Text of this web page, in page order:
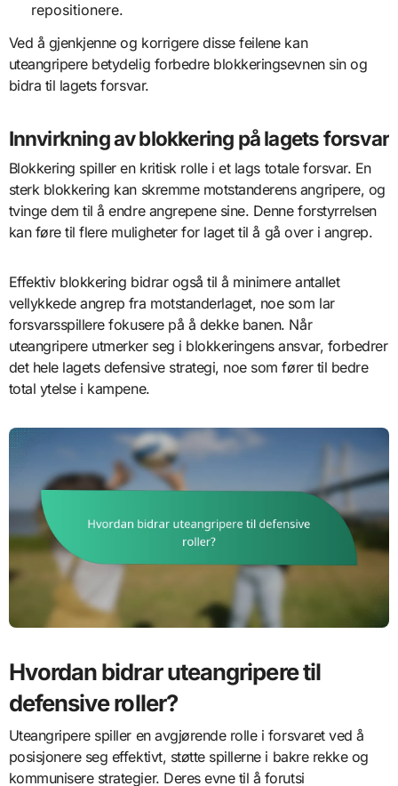
repositionere.
Ved å gjenkjenne og korrigere disse feilene kan
uteangripere betydelig forbedre blokkeringsevnen sin og
bidra til lagets forsvar.
Innvirkning av blokkering på lagets forsvar
Blokkering spiller en kritisk rolle i et lags totale forsvar. En
sterk blokkering kan skremme motstanderens angripere, og
tvinge dem til å endre angrepene sine. Denne forstyrrelsen
kan føre til flere muligheter for laget til å gå over i angrep.
Effektiv blokkering bidrar også til å minimere antallet
vellykkede angrep fra motstanderlaget, noe som lar
forsvarsspillere fokusere på å dekke banen. Når
uteangripere utmerker seg i blokkeringens ansvar, forbedrer
det hele lagets defensive strategi, noe som fører til bedre
total ytelse i kampene.
Hvordan bidrar uteangripere til
defensive roller?
Uteangripere spiller en avgjørende rolle i forsvaret ved å
posisjonere seg effektivt, støtte spillerne i bakre rekke og
kommunisere strategier. Deres evne til å forutsi